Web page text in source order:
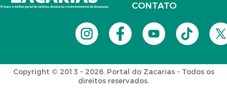
CONTATO
Copyright © 2013 - 2026. Portal do Zacarias - Todos os
direitos reservados.